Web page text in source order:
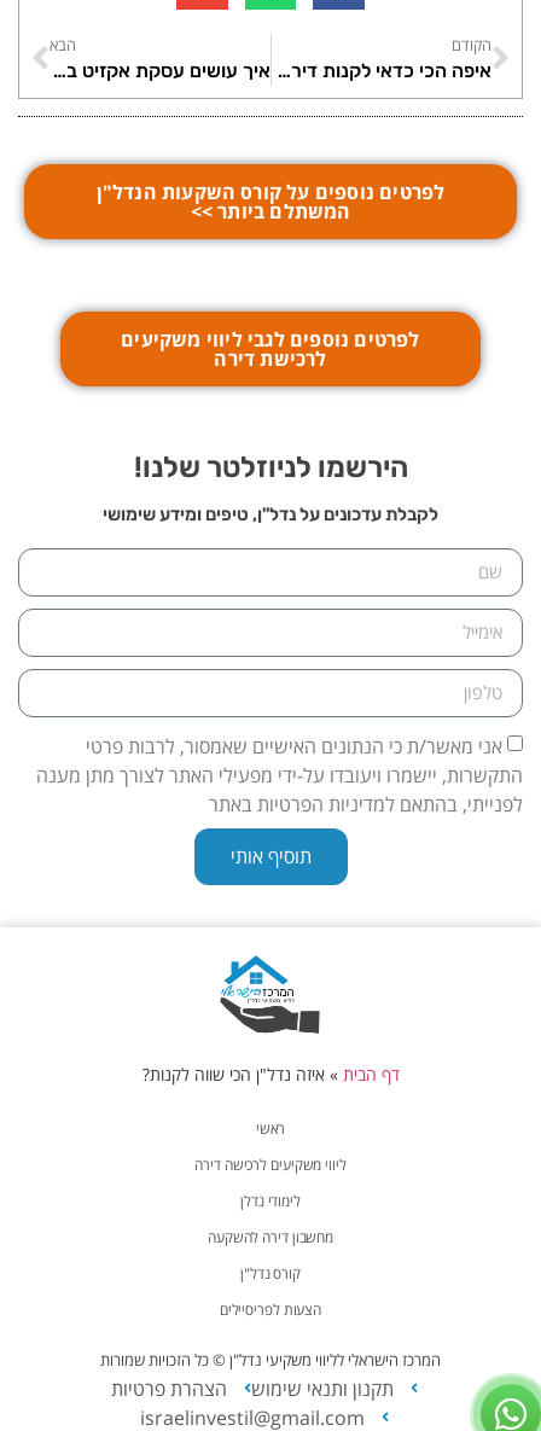
הקודם
איפה הכי כדאי לקנות דירה להשקעה?
הבא
איך עושים עסקת אקזיט בנדל"ן?
לפרטים נוספים על קורס השקעות הנדל"ן
המשתלם ביותר >>
לפרטים נוספים לגבי ליווי משקיעים
לרכישת דירה
הירשמו לניוזלטר שלנו!
לקבלת עדכונים על נדל"ן, טיפים ומידע שימושי
אני מאשר/ת כי הנתונים האישיים שאמסור, לרבות פרטי
התקשרות, יישמרו ויעובדו על-ידי מפעילי האתר לצורך מתן מענה
לפנייתי, בהתאם למדיניות הפרטיות באתר
תוסיף אותי
המרכז הישראלי לליווי משקיעי נדל"ן © כל הזכויות שמורות
תקנון ותנאי שימוש
הצהרת פרטיות
israelinvestil@gmail.com
ראשי
ליווי משקיעים לרכישה דירה
לימודי נדלן
מחשבון דירה להשקעה
קורס נדל"ן
הצעות לפריסיילים
דף הבית »איזה נדל"ן הכי שווה לקנות?